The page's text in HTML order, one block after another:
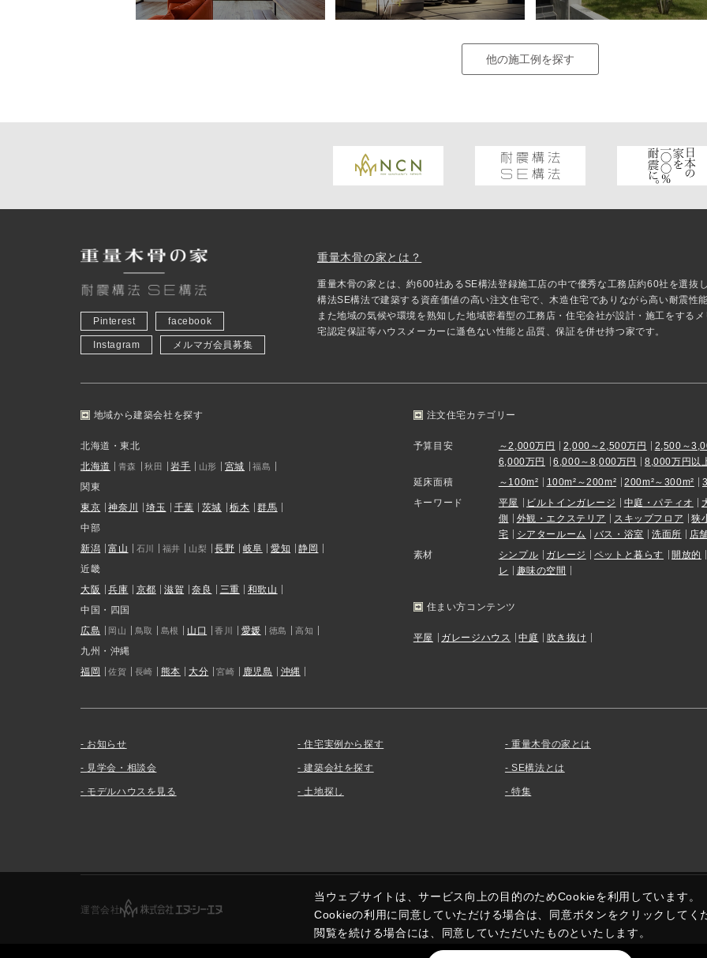
当ウェブサイトは、サービス向上の目的のためCookieを利用しています。
Cookieの利用に同意していただける場合は、同意ボタンをクリックしてく
閲覧を続ける場合には、同意していただいたものといたします。
他の施工例を探す
Pinterest facebook
Instagram メルマガ会員募集
重量木骨の家とは？
重量木骨の家とは、約600社あるSE構法登録施工店の中で優秀な工務店約60社を選抜
構法SE構法で建築する資産価値の高い注文住宅で、木造住宅でありながら高い耐震性
また地域の気候や環境を熟知した地域密着型の工務店・住宅会社が設計・施工をする
宅認定保証等ハウスメーカーに遜色ない性能と品質、保証を併せ持つ家です。
地域から建築会社を探す
北海道・東北
北海道
青森 秋田 岩手 山形 宮城 福島
関東
東京
神奈川 埼玉 千葉 茨城 栃木
群馬
中部
新潟
富山 石川 福井 山梨 長野 岐阜 愛知
静岡
近畿
大阪
兵庫 京都 滋賀 奈良 三重
和歌山
中国・四国
広島
岡山 鳥取 島根 山口 香川 愛媛 徳島 高知
九州・沖縄
福岡
佐賀 長崎 熊本 大分 宮崎 鹿児島 沖縄
注文住宅カテゴリー
予算目安 ～2,000万円 2,000～2,500万円
2,500～
6,000万円
6,000～8,000万円
8,000万円以
延床面積
～100m² 100m²～200m² 200m²～300m²
キーワード
平屋 ビルトインガレージ 中庭・パティオ
側
外観・エクステリア スキップフロア
狭
宅
シアタールーム バス・浴室 洗面所
店
素材
シンプル ガレージ ペットと暮らす
開放的
レ
趣味の空間
住まい方コンテンツ
平屋 ガレージハウス 中庭 吹き抜け
お知らせ
見学会・相談会
モデルハウスを見る
住宅実例から探す
建築会社を探す
土地探し
重量木骨の家とは
SE構法とは
特集
運営会社